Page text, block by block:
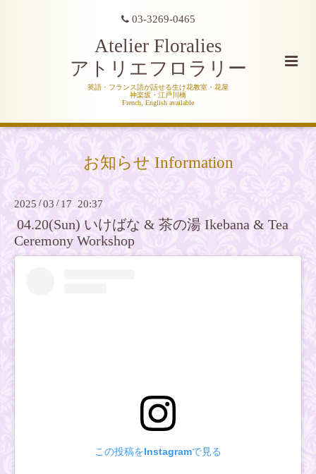
03-3269-0465
Atelier Floralies
アトリエフロラリー
英語・フランス語が話せる生け花教室・花屋
神楽坂・江戸川橋
French, English available
お知らせ Information
2025 /03 / 17 20:37
04.20(Sun) いけばな & 茶の湯 Ikebana & Tea
Ceremony Workshop
この投稿をInstagramで見る